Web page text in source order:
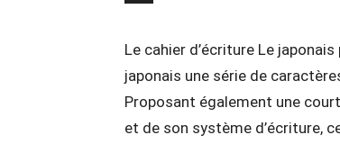
Le cahier d’écriture Le
japonais une série de
Proposant également une
et de son système d’écriture,